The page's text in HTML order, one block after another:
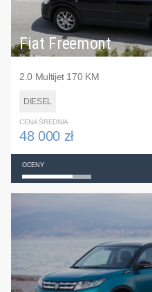
Fiat Freemont
2.0 Multijet 170 KM
DIESEL
CENA ŚREDNIA
48 000 zł
OCENY